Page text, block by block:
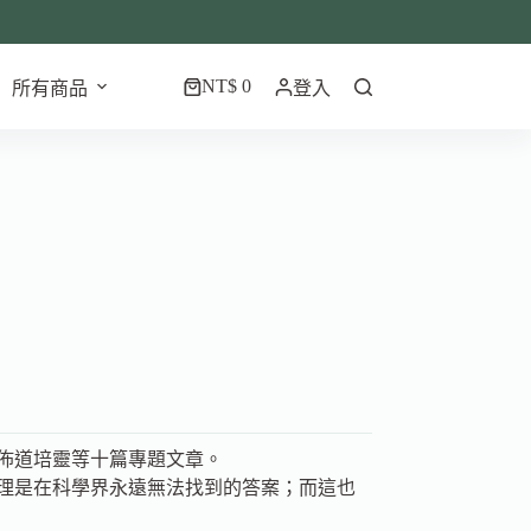
所有商品 NT$0 登入
道培靈等十篇專題文章。
是在科學界永遠無法找到的答案；而這也